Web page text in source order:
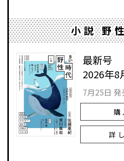
小説 野
最新号
2026年8
7月25日 発
購
詳